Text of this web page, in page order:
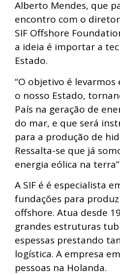
Alberto Mendes, que
encontro com o
SIF Offshore
a ideia é importar a
Estado.
“O objetivo é levarmos
o nosso Estado,
País na geração de
do mar, e que será
para a produção de
Ressalta-se que já
energia eólica na
A SIF é é especialista
fundações para
offshore. Atua desde
grandes estruturas
espessas prestando
logística. A empresa
pessoas na Holanda.